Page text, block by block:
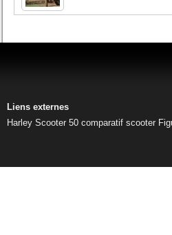
Liens externes
Harley Scooter 50 comparatif scooter